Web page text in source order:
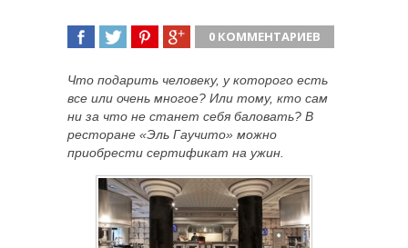
0 КОММЕНТАРИЕВ
Что подарить человеку, у которого есть
все или очень многое? Или тому, кто сам
ни за что не станет себя баловать? В
ресторане «Эль Гаучито» можно
приобрести сертификат на ужин.